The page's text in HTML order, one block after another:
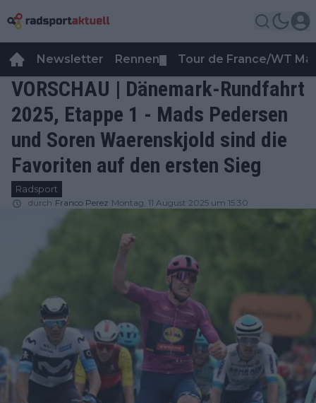
Newsletter Rennen Tour de France/WT
VORSCHAU | Dänemark-Rundfahrt
2025, Etappe 1 - Mads Pedersen
und Soren Waerenskjold sind die
Favoriten auf den ersten Sieg
Radsport
durch Franco Perez Montag, 11 August 2025 um 15:30